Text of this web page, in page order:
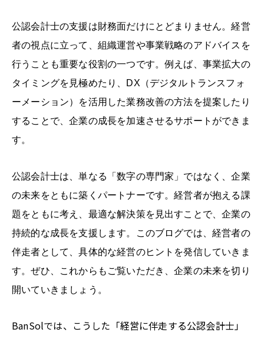
公認会計士の支援は財務面だけにとどまりません。経営
者の視点に立って、組織運営や事業戦略のアドバイスを
行うことも重要な役割の一つです。例えば、事業拡大の
タイミングを見極めたり、 DX （デジタルトランスフォ
ーメーション）を活用した業務改善の方法を提案したり
することで、企業の成長を加速させるサポートができま
す。
公認会計士は、単なる「数字の専門家」ではなく、企業
の未来をともに築くパートナーです。経営者が抱える課
題をともに考え、最適な解決策を見出すことで、企業の
持続的な成長を支援します。このブログでは、経営者の
伴走者として、具体的な経営のヒントを発信していきま
す。ぜひ、これからもご覧いただき、企業の未来を切り
開いていきましょう。
BanSolでは、こうした「経営に伴走する公認会計士」